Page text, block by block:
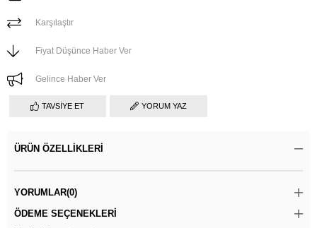
Karşılaştır
Fiyat Düşünce Haber Ver
Gelince Haber Ver
TAVSIYE ET YORUM YAZ
ÜRÜN ÖZELLIKLERI
YORUMLAR(0)
ÖDEME SEÇENEKLERI